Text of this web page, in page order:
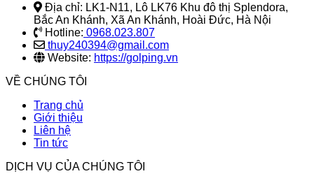
Địa chỉ: LK1-N11, Lô LK76 Khu đô thị Splendora,
Bắc An Khánh, Xã An Khánh, Hoài Đức, Hà Nội
Hotline: 0968.023.807
thuy240394@gmail.com
Website: https://golping.vn
VỀ CHÚNG TÔI
Trang chủ
Giới thiệu
Liên hệ
Tin tức
DỊCH VỤ CỦA CHÚNG TÔI